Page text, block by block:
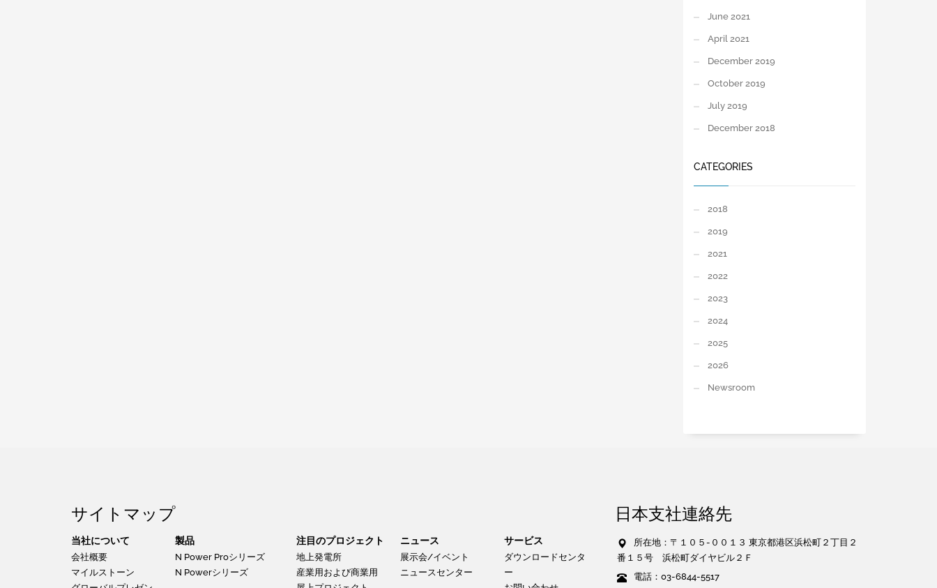
June 2021
April 2021
December 2019
October 2019
July 2019
December 2018
CATEGORIES
2018
2019
2021
2022
2023
2024
2025
2026
Newsroom
サイトマップ
当社について
会社概要
マイルストーン
製品
N Power Proシリーズ
N Powerシリーズ
注目のプロジェクト
地上発電所
産業用および商業用
ニュース
展示会/イベント
ニュースセンター
サービス
ダウンロードセンタ
ー
日本支社連絡先
所在地：〒１０５-００１３ 東京都港区浜松町２丁目２
番１５号 浜松町ダイヤビル２Ｆ
電話：03-6844-5517